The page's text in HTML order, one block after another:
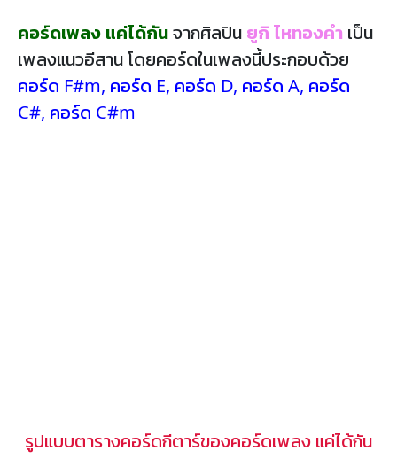
คอร์ดเพลง แค่ได้กันจากศิลปิน ยูกิ ไหทองคำ เป็น
เพลงแนวอีสาน โดยคอร์ดในเพลงนี้ประกอบด้วย
คอร์ด F#m, คอร์ด E, คอร์ด D, คอร์ด A, คอร์ด
C#, คอร์ด C#m
รูปแบบตารางคอร์ดกีตาร์ของคอร์ดเพลง แค่ได้กัน